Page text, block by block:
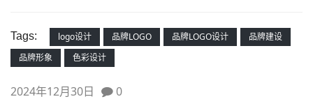
Tags: logo设计 品牌LOGO 品牌LOGO设计
品牌建设
品牌形象
色彩设计
2024年12月30日 0